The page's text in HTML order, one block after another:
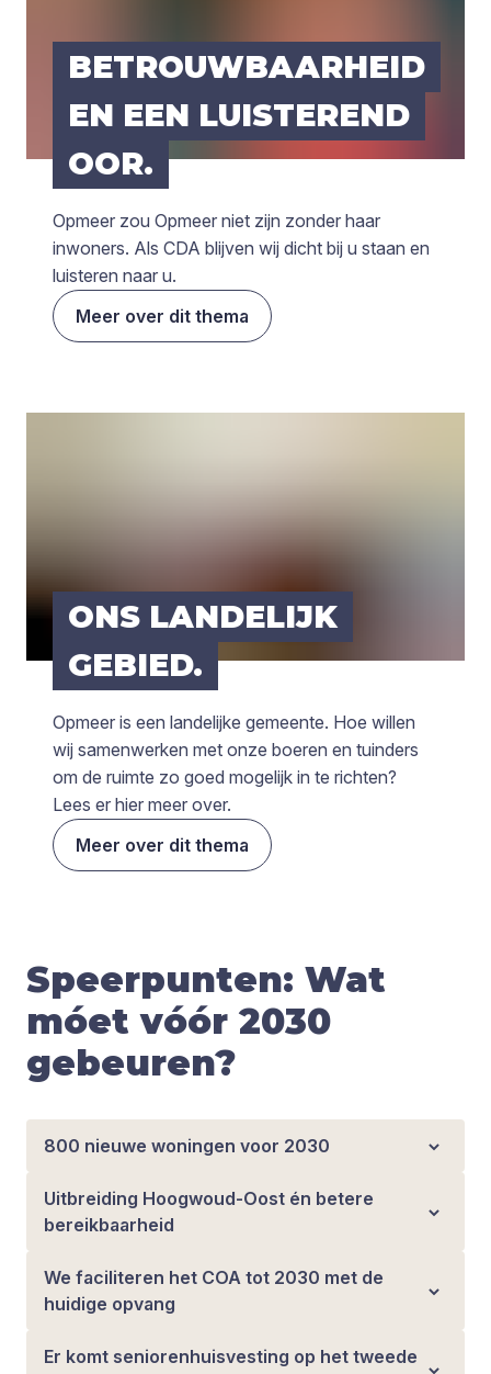
BETROUW­BAAR­HEID
EN EEN LUIS­TE­REND
OOR.
Opmeer zou Opmeer niet zijn zonder haar
inwoners. Als CDA blijven wij dicht bij u staan en
luisteren naar u.
Meer over dit thema
ONS LAN­DE­LIJK
GEBIED.
Opmeer is een landelijke gemeente. Hoe willen
wij samenwerken met onze boeren en tuinders
om de ruimte zo goed mogelijk in te richten?
Lees er hier meer over.
Meer over dit thema
Speerpunten: Wat
móet vóór 2030
gebeuren?
800 nieuwe woningen voor 2030
Uitbreiding Hoogwoud-Oost én betere
bereikbaarheid
We faciliteren het COA tot 2030 met de
huidige opvang
Er komt seniorenhuisvesting op het tweede